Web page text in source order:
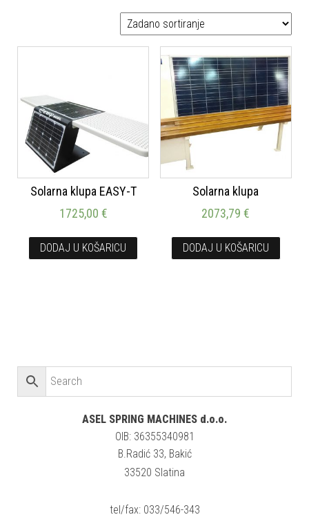
Solarna klupa EASY-T
1725,00 €
DODAJ U KOŠARICU
Solarna klupa
2073,79€
DODAJ U KOŠARICU
ASEL SPRING MACHINES d.o.o.
OIB: 36355340981
B.Radić 33, Bakić
33520 Slatina
tel/fax: 033/546-343